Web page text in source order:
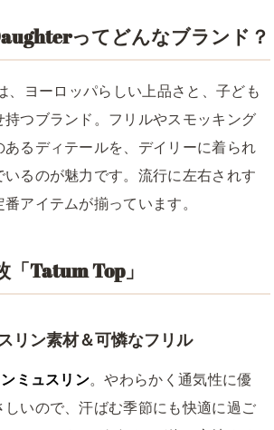
ってどんなブランド？
、ヨーロッパらしい上品さと、子ども
持つブランド。フリルやスモッキング
あるディテールを、デイリーに着られ
いるのが魅力です。流行に左右されす
アイテムが揃っています。
Tatum Top」
リン素材＆可憐なフリル
ミュスリン。やわらかく通気性に優
しいので、汗ばむ季節にも快適に過ご